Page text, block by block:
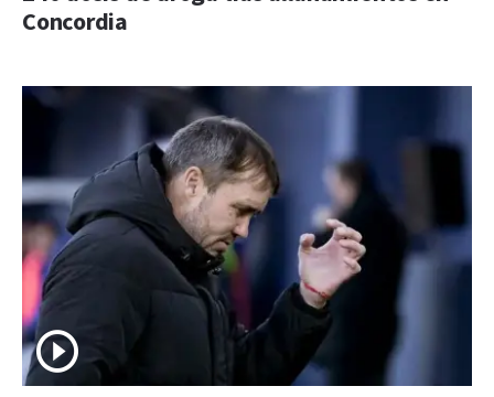
Concordia